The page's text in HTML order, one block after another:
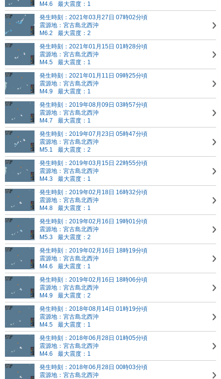
M4.6
最大震度：1
発生時刻：2021年03月27日 07時02分頃
震源地：宮古島北西沖
M6.2
最大震度：2
発生時刻：2021年01月15日 01時28分頃
震源地：宮古島北西沖
M4.5
最大震度：1
発生時刻：2021年01月11日 09時25分頃
震源地：宮古島北西沖
M4.9
最大震度：1
発生時刻：2019年08月09日 03時57分頃
震源地：宮古島北西沖
M4.7
最大震度：1
発生時刻：2019年07月23日 05時47分頃
震源地：宮古島北西沖
M5.1
最大震度：2
発生時刻：2019年03月15日 22時55分頃
震源地：宮古島北西沖
M4.3
最大震度：1
発生時刻：2019年02月18日 16時32分頃
震源地：宮古島北西沖
M4.8
最大震度：1
発生時刻：2019年02月16日 19時01分頃
震源地：宮古島北西沖
M5.3
最大震度：2
発生時刻：2019年02月16日 18時19分頃
震源地：宮古島北西沖
M4.6
最大震度：1
発生時刻：2019年02月16日 18時06分頃
震源地：宮古島北西沖
M4.9
最大震度：2
発生時刻：2018年08月14日 01時19分頃
震源地：宮古島北西沖
M4.5
最大震度：1
発生時刻：2018年06月28日 01時05分頃
震源地：宮古島北西沖
M4.6
最大震度：1
発生時刻：2018年06月28日 00時03分頃
震源地：宮古島北西沖